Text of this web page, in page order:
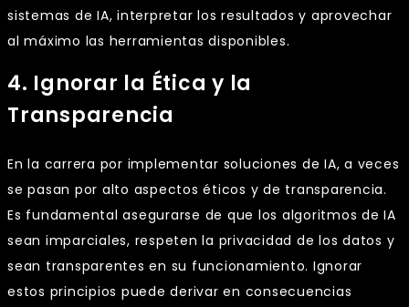
sistemas de IA, interpretar los resultados y aprovechar
al máximo las herramientas disponibles.
4. Ignorar la Ética y la
Transparencia
En la carrera por implementar soluciones de IA, a veces
se pasan por alto aspectos éticos y de transparencia.
Es fundamental asegurarse de que los algoritmos de IA
sean imparciales, respeten la privacidad de los datos y
sean transparentes en su funcionamiento. Ignorar
estos principios puede derivar en consecuencias